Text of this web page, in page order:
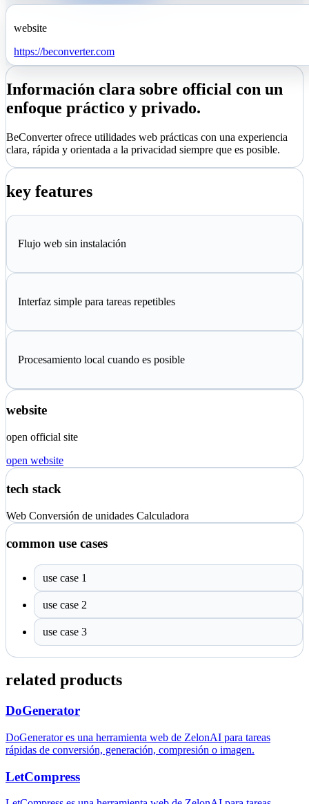
website
https://beconverter.com
Información clara sobre official con un
enfoque práctico y privado.
BeConverter ofrece utilidades web prácticas con una experiencia
clara, rápida y orientada a la privacidad siempre que es posible.
key features
Flujo web sin instalación
Interfaz simple para tareas repetibles
Procesamiento local cuando es posible
website
open official site
open website
tech stack
Web Conversión de unidades Calculadora
common use cases
use case 1
use case 2
use case 3
related products
DoGenerator
DoGenerator es una herramienta web de ZelonAI para tareas
rápidas de conversión, generación, compresión o imagen.
LetCompress